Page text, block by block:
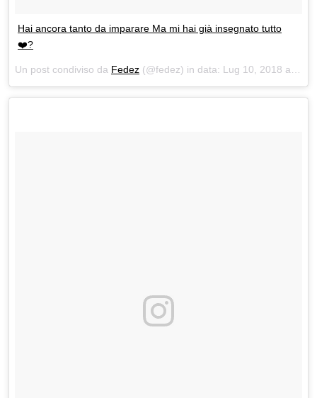
Hai ancora tanto da imparare Ma mi hai già insegnato tutto
❤️?
Un post condiviso da Fedez (@fedez) in data: Lug 10, 2018 at 6:01 PDT